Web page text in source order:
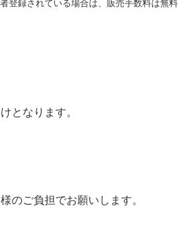
登録されている場合は、販売手数料は無料
となります。
のご負担でお願いします。